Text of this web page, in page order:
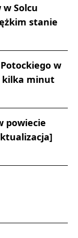
Solcu
stanie
w
kilka minut
powiecie